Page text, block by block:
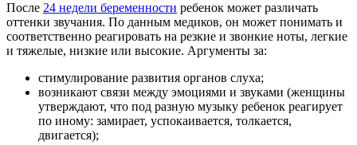
После 24 недели беременности ребенок может различать
оттенки звучания. По данным медиков, он может понимать и
соответственно реагировать на резкие и звонкие ноты, легкие
и тяжелые, низкие или высокие. Аргументы за:
стимулирование развития органов слуха;
возникают связи между эмоциями и звуками (женщины
утверждают, что под разную музыку ребенок реагирует
по иному: замирает, успокаивается, толкается,
двигается);